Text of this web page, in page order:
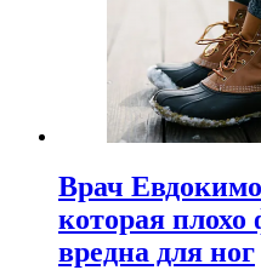
Врач
которая плохо
вредна для ног